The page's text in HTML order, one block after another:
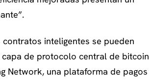
inteligentes se pueden
de protocolo central de bitcoin
Network, una plataforma de pagos